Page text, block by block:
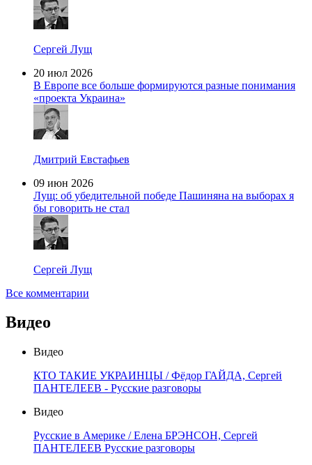
Сергей Лущ
20 июл 2026
В Европе все больше формируются разные понимания
«проекта Украина»
Дмитрий Евстафьев
09 июн 2026
Лущ: об убедительной победе Пашиняна на выборах я
бы говорить не стал
Сергей Лущ
Все комментарии
Видео
Видео
КТО ТАКИЕ УКРАИНЦЫ / Фёдор ГАЙДА, Сергей
ПАНТЕЛЕЕВ - Русские разговоры
Видео
Русские в Америке / Елена БРЭНСОН, Сергей
ПАНТЕЛЕЕВ Русские разговоры